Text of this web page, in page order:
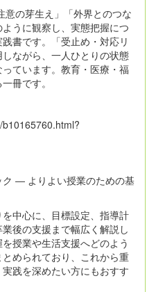
の芽生え」「外界とのつな
うに観察し、実態把握につ
書です。「受止め・対応リ
ながら、一人ひとりの状態
ています。教育・医療・福
冊です。
ク ― よりよい授業のための基
中心に、目標設定、指導計
後の支援まで幅広く解説し
授業や生活支援へどのよう
められており、これから重
践を深めたい方にもおすす